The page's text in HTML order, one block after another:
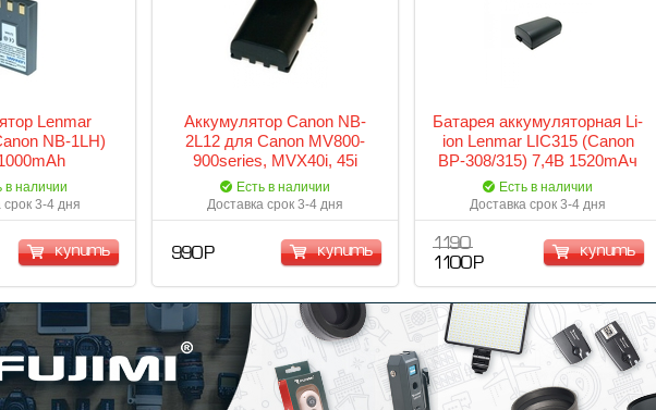
Lenmar
NB-1LH)
в наличии
срок 3-4 дня
купить
Аккумулятор Canon NB-
2L12 для Canon MV800-
900series, MVX40i, 45i
Есть в наличии
Доставка срок 3-4 дня
990 Р купить
Батарея аккумуляторная Li-
ion Lenmar LIC315 (Canon
BP-308/315) 7,4В 1520mАч
Есть в наличии
Доставка срок 3-4 дня
1 190
1 100 Р
купить